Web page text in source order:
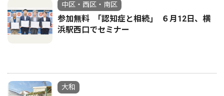
中区・西区・南区
参加無料 ｢認知症と相続｣ ６月12日、横
浜駅西口でセミナー
大和